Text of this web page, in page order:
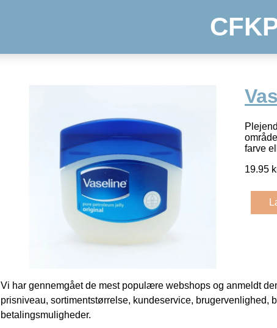
farve
19.95
Vi har gennemgået de mest populære webshops og anmeldt
prisniveau, sortimentstørrelse, kundeservice, brugervenlighed,
betalingsmuligheder.